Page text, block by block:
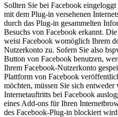
Sollten Sie bei Facebook
mit dem Plug-in versehenen
durch das Plug-in gesammelten
Besuchs von Facebook erkannt.
weist Facebook womöglich Ihrem
Nutzerkonto zu. Sofern Sie also
Button von Facebook benutzen,
Ihrem Facebook-Nutzerkonto
Plattform von Facebook
möchten, müssen Sie sich entweder
Internetauftritts bei Facebook
eines Add-ons für Ihren
des Facebook-Plug-in blockiert